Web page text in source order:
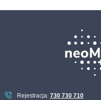
Rejestracja: 730 730 710